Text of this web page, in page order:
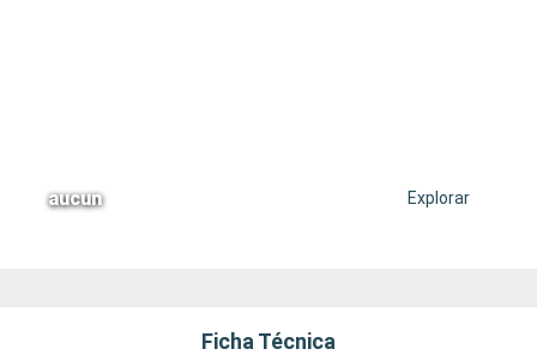
aucun Explorar
Ficha Técnica